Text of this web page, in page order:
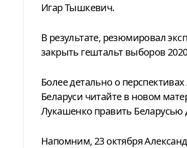
Игар Тышкевич.
В результате, резюмировал
закрыть гештальт выборов
Более детально о
Беларуси читайте в новом
Лукашенко править Беларусью
Напомним, 23 октября